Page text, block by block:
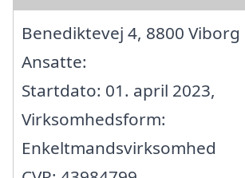
Benediktevej 4, 8800 Viborg
Ansatte:
Startdato: 01. april 2023,
Virksomhedsform:
Enkeltmandsvirksomhed